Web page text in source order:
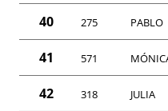
40 275 PABLO
41 571
42 318 JULIA